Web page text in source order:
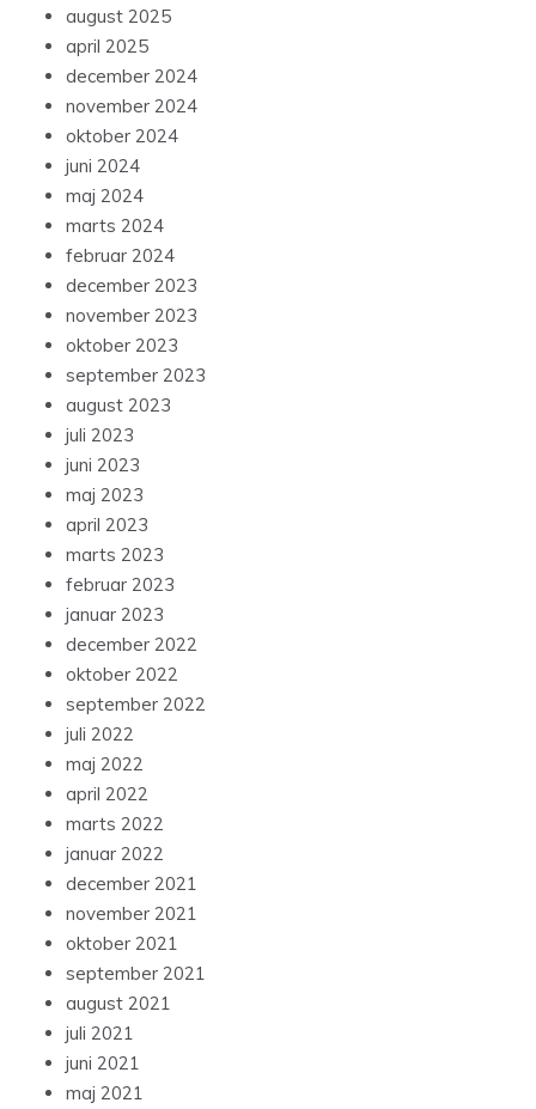
august 2025
april 2025
december 2024
november 2024
oktober 2024
juni 2024
maj 2024
marts 2024
februar 2024
december 2023
november 2023
oktober 2023
september 2023
august 2023
juli 2023
juni 2023
maj 2023
april 2023
marts 2023
februar 2023
januar 2023
december 2022
oktober 2022
september 2022
juli 2022
maj 2022
april 2022
marts 2022
januar 2022
december 2021
november 2021
oktober 2021
september 2021
august 2021
juli 2021
juni 2021
maj 2021